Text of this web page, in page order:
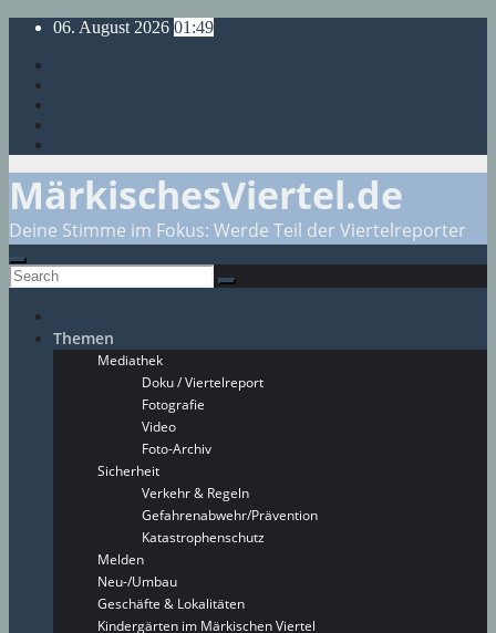
Skip
content
06. August 2026 01:49
MärkischesViertel.de
Deine Stimme im Fokus: Werde Teil der Viertelreporter
Themen
Mediathek
Doku / Viertelreport
Fotografie
Video
Foto-Archiv
Sicherheit
Verkehr & Regeln
Gefahrenabwehr/Prävention
Katastrophenschutz
Melden
Neu-/Umbau
Geschäfte & Lokalitäten
Kindergärten im Märkischen Viertel